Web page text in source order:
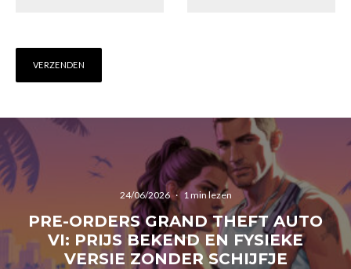
24/06/2026 · 1 min lezen
PRE-ORDERS GRAND THEFT AUTO
VI: PRIJS BEKEND EN FYSIEKE
VERSIE ZONDER SCHIJFJE